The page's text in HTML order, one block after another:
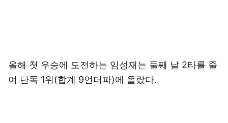
올해 첫 우승에 도전하는 임성재는 둘째 날 2타를 줄
여 단독 1위(합계 9언더파)에 올랐다.